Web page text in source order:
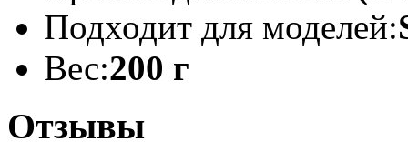
Подходит для моделей:
Вес:200 г
Отзывы